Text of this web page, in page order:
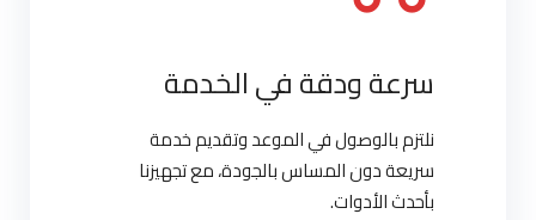
سرعة ودقة في الخدمة
نلتزم بالوصول في الموعد وتقديم خدمة
سريعة دون المساس بالجودة، مع تجهيزنا
بأحدث الأدوات.